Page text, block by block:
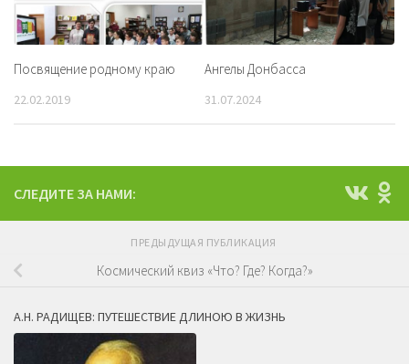
Посвящение родному краю
22.02.2019
Ангелы Донбасса
31.07.2024
СЛЕДИТЕ ЗА НАМИ:
ПРЕДЫДУЩАЯ ПУБЛИКАЦИЯ
Космический квиз «Что? Где? Когда?»
А.Н. РАДИЩЕВ: ПУТЕШЕСТВИЕ ДЛИНОЮ В ЖИЗНЬ